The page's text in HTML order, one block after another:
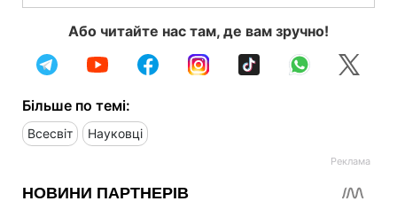
Або читайте нас там, де вам зручно!
Більше по темі:
Всесвіт Науковці